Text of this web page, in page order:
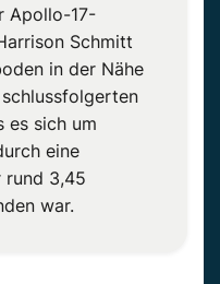
Apollo-17-
Schmitt
in der Nähe
es sich um
eine
rund 3,45
war.